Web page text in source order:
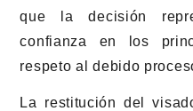
que la decisión
confianza en los
respeto al debido
La restitución del